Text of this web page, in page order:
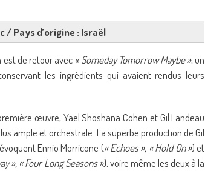
/ Pays d’origine : Israël
est de retour avec« Someday Tomorrow Maybe », un
les ingrédients qui avaient rendus leurs
œuvre, Yael Shoshana Cohen et Gil Landeau
ample et orchestrale. La superbe production de Gil
Ennio Morricone (« Echoes », « Hold On ») et
», « Four Long Seasons »), voire même les deux à la